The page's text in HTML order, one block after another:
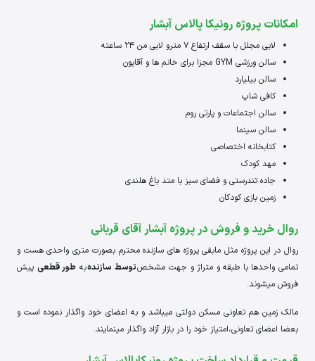
امکانات پروژه رونیکا پالاس آبشار
لابی مجلل با سقف ارتفاع 7 مترو لابی من 24 ساعته
سالن ورزشی GYM مجزا برای خانم ها و آقایون
سالن بیلیارد
کافی شاپ
سالن اجتماعات و پارتی روم
سالن سینما
کتابخانه اختصاصی
مهد کودک
جاده تندرستی و فضای سبز با متد باغ هلندی
زمین بازی کودکان
روال خرید و فروش در پروژه آبشار آقای قربانی
روال در این پروژه مثل مابقی پروژه های سازنده محترم بصورت متری واحدی هست و
تمامی واحدها با طبقه و متراژ و جهت مشخصتوسط سازندهبه طور قطعی پیش
فروش میشوند.
مالک زمین هم تعاونی مسکن دولتی میباشد و به اعضای خود واگذار نموده است و
بعضا اعضای تعاونی،امتیاز خود را در بازار آزاد واگذار مینمایند.